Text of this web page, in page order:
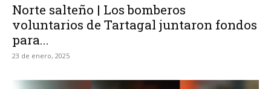
Norte salteño | Los bomberos
voluntarios de Tartagal juntaron fondos
para...
23 de enero, 2025